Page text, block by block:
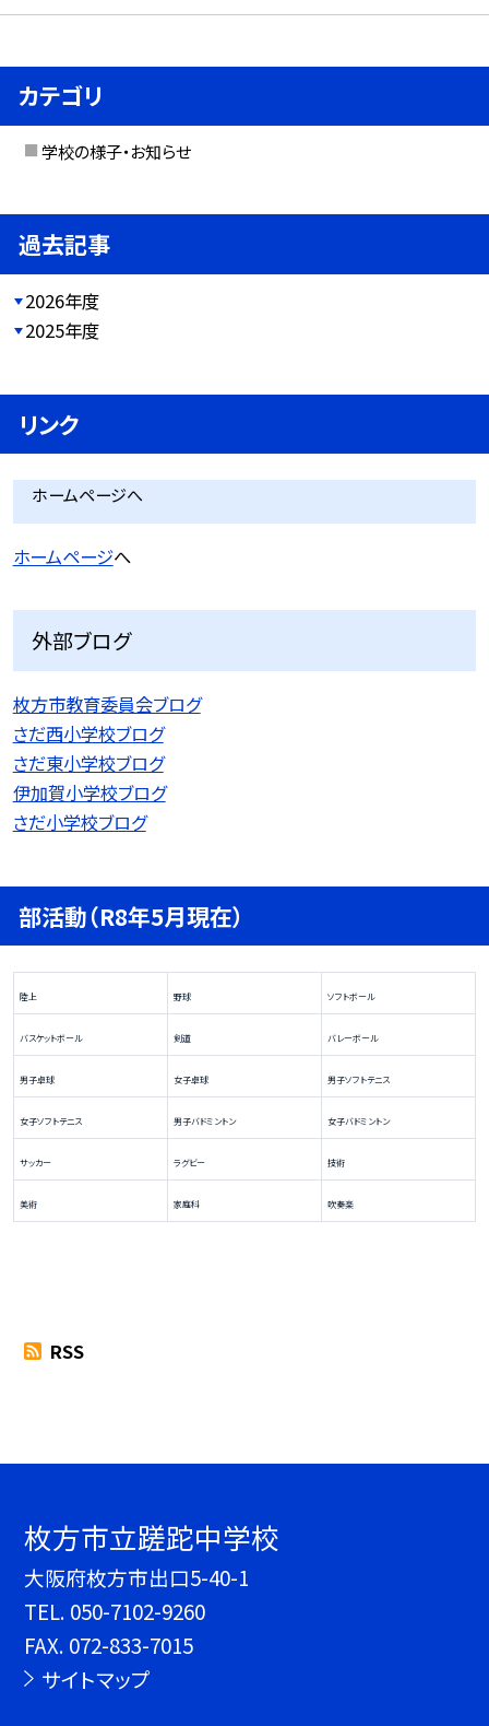
カテゴリ
学校の様子・お知らせ
過去記事
2026年度
2025年度
リンク
ホームページへ
ホームページへ
外部ブログ
枚方市教育委員会ブログ
さだ西小学校ブログ
さだ東小学校ブログ
伊加賀小学校ブログ
さだ小学校ブログ
部活動（R8年5月現在）
陸上 野球 ソフトボール
バスケットボール 剣道 バレーボール
男子卓球 女子卓球 男子ソフトテニス
女子ソフトテニス 男子バドミントン 女子バドミントン
サッカー ラグビー 技術
美術 家庭科 吹奏楽
RSS
枚方市立蹉跎中学校
大阪府枚方市出口5-40-1
TEL. 050-7102-9260
FAX. 072-833-7015
サイトマップ